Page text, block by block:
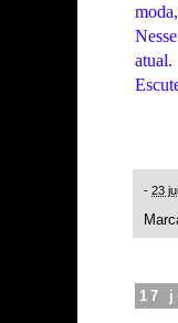
atual.
- 23
17